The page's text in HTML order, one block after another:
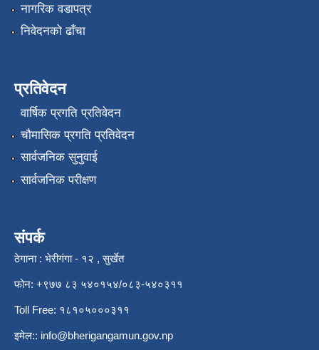
नागरिक वडापत्र
निवेदनको ढाँचा
प्रतिवेदन
वार्षिक प्रगति प्रतिवेदन
चौमासिक प्रगति प्रतिवेदन
सार्वजनिक सुनुवाई
सार्वजनिक परीक्षण
संपर्क
ठेगाना : भेरीगंगा - १२ , सुर्खेत
फोन: +९७७ ८३ ५४०१५४/०८३-५४०३११
Toll Free: १८१०५०००३११
इमेल:: info@bherigangamun.gov.np